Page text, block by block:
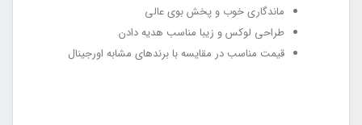
ماندگاری خوب و پخش بوی عالی
طراحی لوکس و زیبا مناسب هدیه دادن
قیمت مناسب در مقایسه با برندهای مشابه اورجینال